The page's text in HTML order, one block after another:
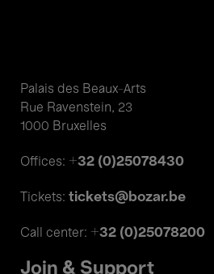
Palais des Beaux-Arts
Rue Ravenstein, 23
1000 Bruxelles
Offices: +32 (0)25078430
Tickets: tickets@bozar.be
Call center: +32 (0)25078200
Join & Support